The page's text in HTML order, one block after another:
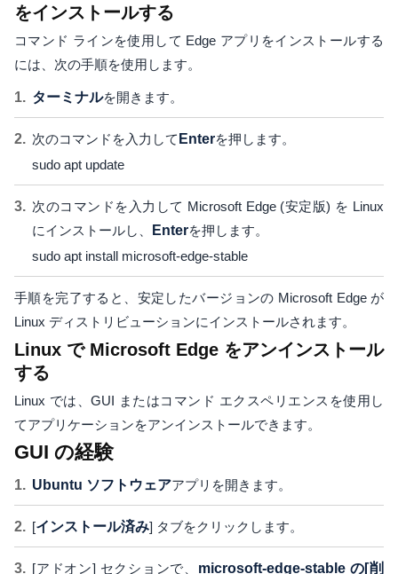
をインストールする
コマンド ラインを使用して Edge アプリをインストールする
には、次の手順を使用します。
ターミナルを開きます。
次のコマンドを入力して Enterを押します。
sudo apt update
次のコマンドを入力して Microsoft Edge (安定版) を Linux
にインストールし、
Enterを押します。
sudo apt install microsoft-edge-stable
手順を完了すると、安定したバージョンの Microsoft Edge が
Linux ディストリビューションにインストールされます。
Linux で Microsoft Edge をアンインストール
する
Linux では、GUI またはコマンド エクスペリエンスを使用し
てアプリケーションをアンインストールできます。
GUI の経験
Ubuntu ソフトウェアアプリを開きます。
[インストール済み] タブをクリックします。
[アドオン] セクションで、 microsoft-edge-stable の[削